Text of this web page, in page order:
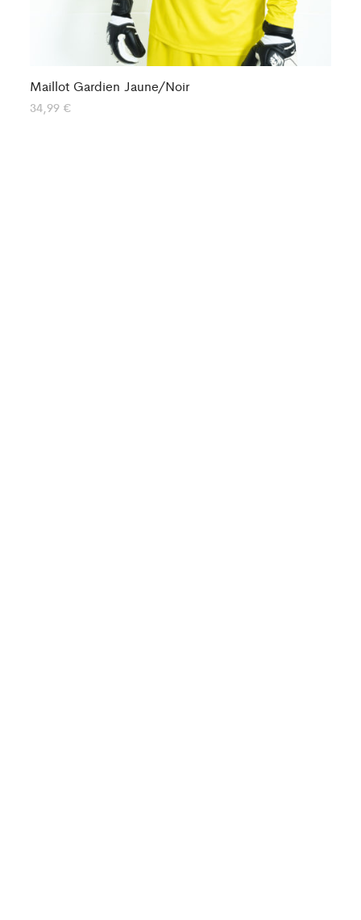
Maillot Gardien Jaune/Noir
34,99 €